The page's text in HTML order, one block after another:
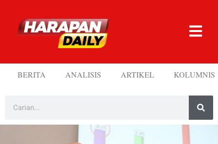
BERITA ANALISIS ARTIKEL KOLUMNIS